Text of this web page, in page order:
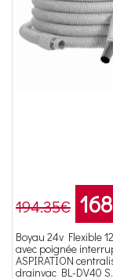
194.35€
Boyau 24v Flexible
avec poignée
ASPIRATION
drainvac BL-DV40